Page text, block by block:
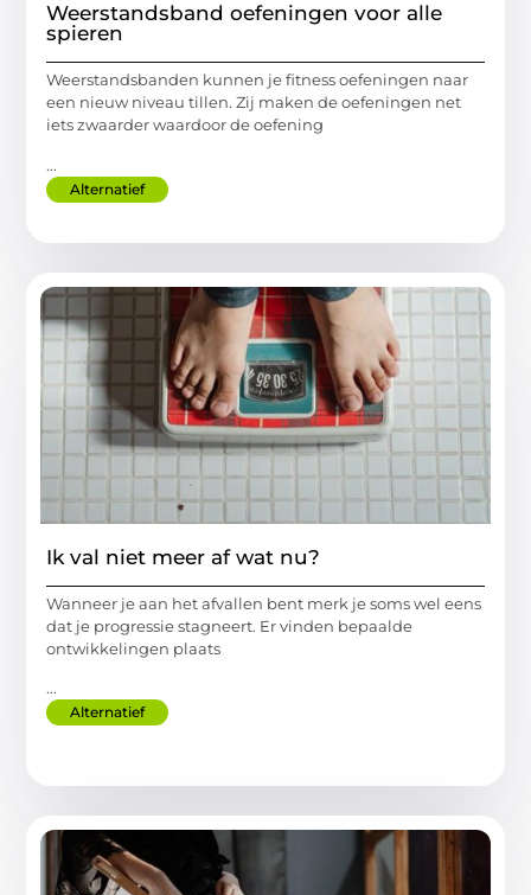
Weerstandsband oefeningen voor alle
spieren
Weerstandsbanden kunnen je fitness oefeningen naar
een nieuw niveau tillen. Zij maken de oefeningen net
iets zwaarder waardoor de oefening
...
Alternatief
Ik val niet meer af wat nu?
Wanneer je aan het afvallen bent merk je soms wel eens
dat je progressie stagneert. Er vinden bepaalde
ontwikkelingen plaats
...
Alternatief